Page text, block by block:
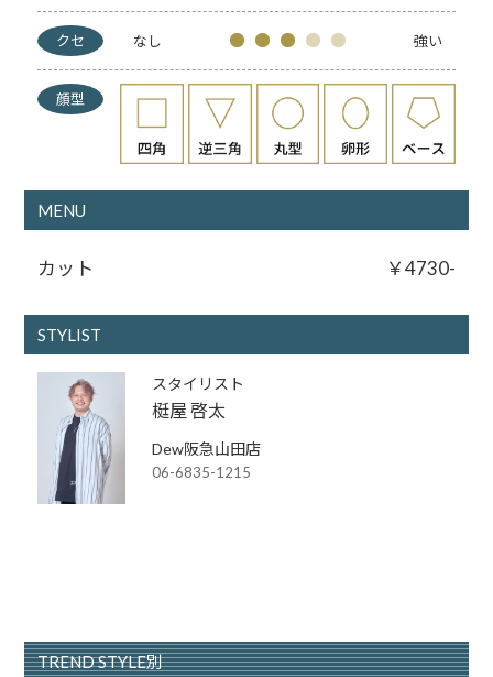
クセ なし 強い
顔型
MENU
カット ￥4730-
STYLIST
スタイリスト
梃屋 啓太
Dew阪急山田店
06-6835-1215
TREND STYLE別